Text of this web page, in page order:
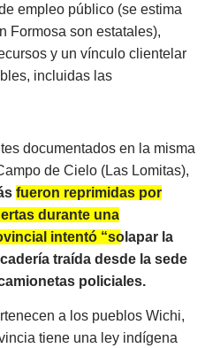
empleo público (se estima
Formosa son estatales),
y un vínculo clientelar
incluidas las
documentados en la misma
de Cielo (Las Lomitas),
fueron reprimidas por
durante una
intentó “solapar la
traída desde la sede
policiales.
a los pueblos Wichi,
tiene una ley indígena